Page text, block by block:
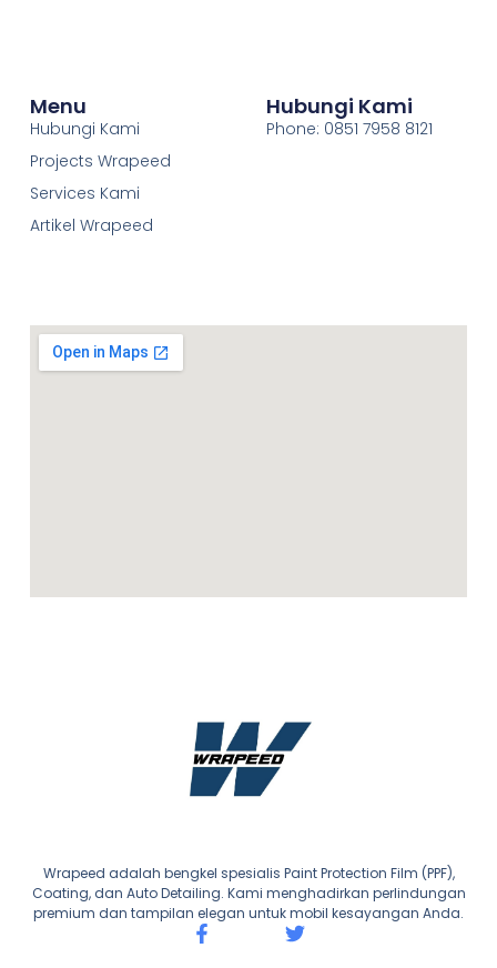
Wrapeed adalah bengkel spesialis Paint Protection Film (PPF),
Coating, dan Auto Detailing. Kami menghadirkan perlindungan
premium dan tampilan elegan untuk mobil kesayangan Anda.
F
a
T
Menu
Hubungi Kami
Projects Wrapeed
Services Kami
Artikel Wrapeed
Hubungi Kami
Phone: 0851 7958 8121